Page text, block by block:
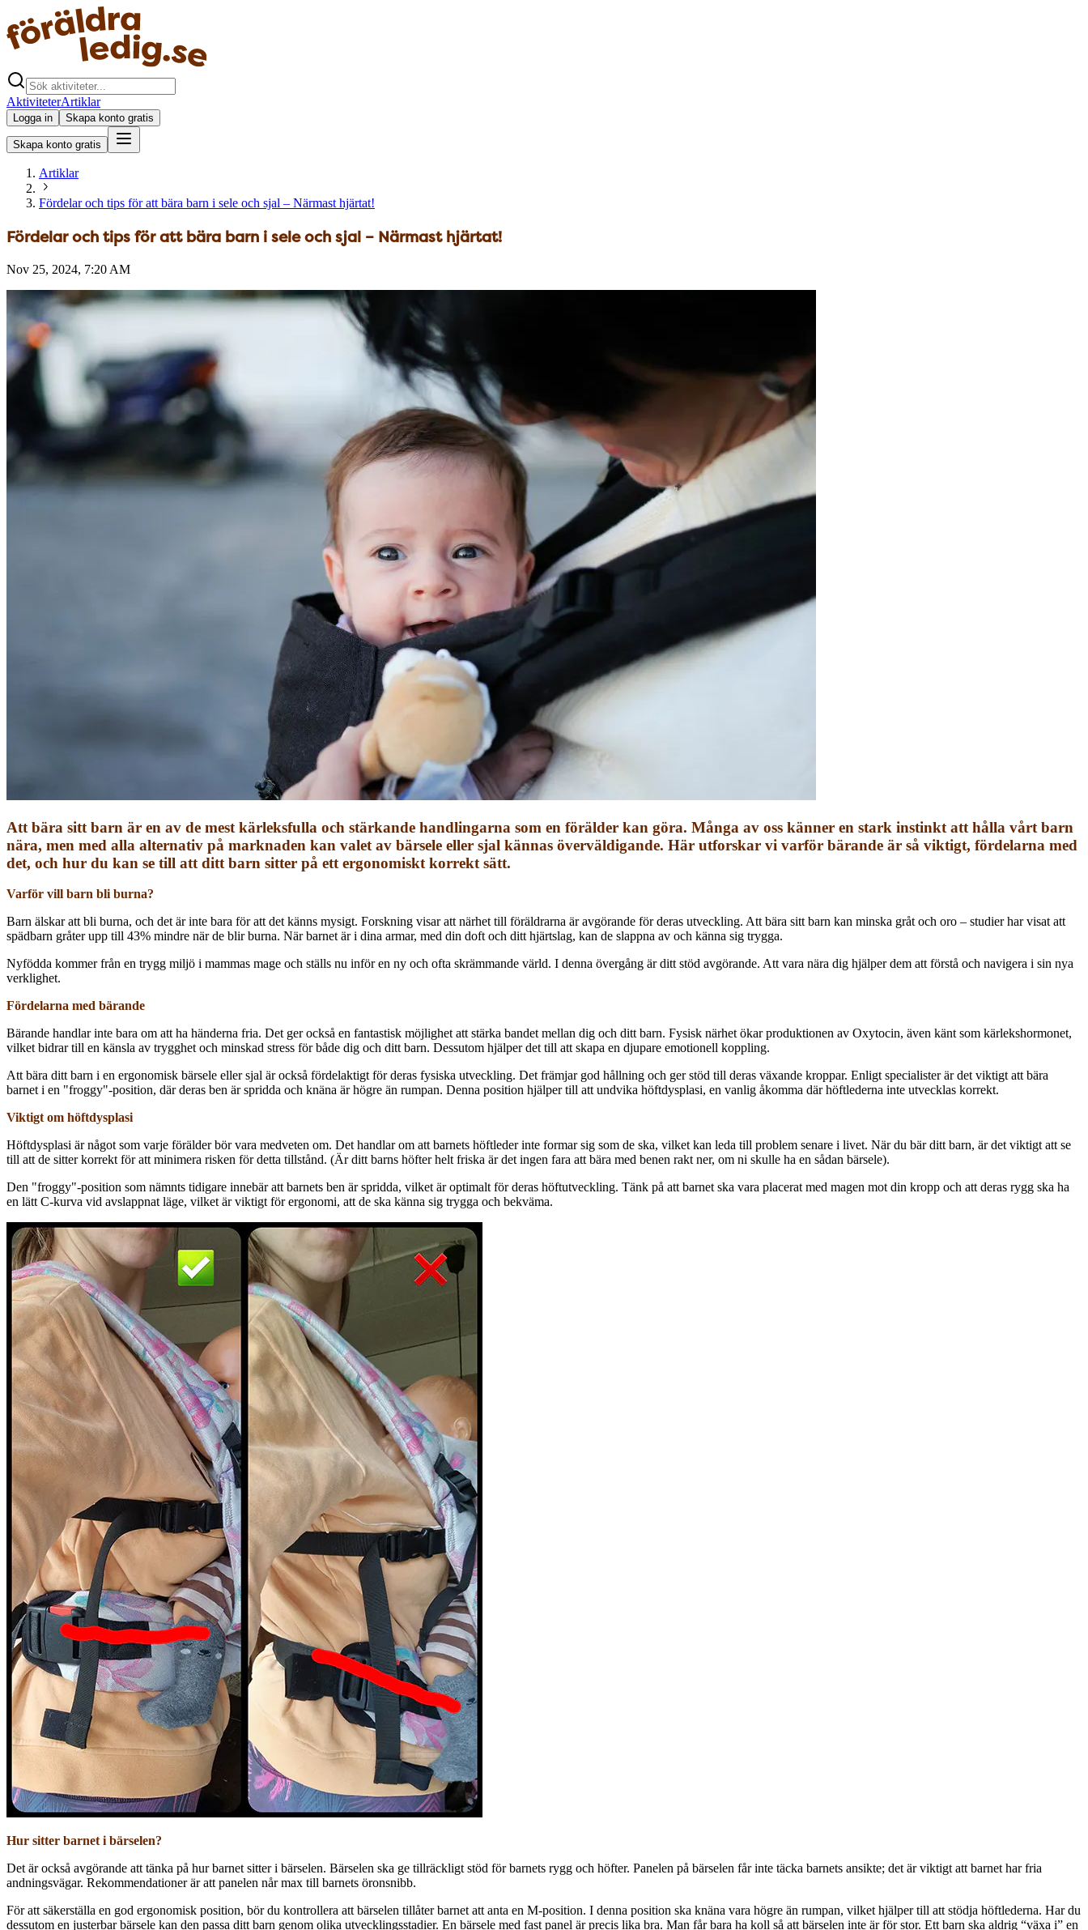
AktiviteterArtiklar
Logga in Skapa konto gratis
Skapa konto gratis
Artiklar
Fördelar och tips för att bära barn i sele och sjal – Närmast hjärtat!
Fördelar och tips för att bära barn i sele och sjal – Närmast hjärtat!
Nov 25, 2024, 7:20 AM
Att bära sitt barn är en av de mest kärleksfulla och stärkande handlingarna som en förälder kan göra. Många av oss känner en stark instinkt att hålla vårt barn
nära, men med alla alternativ på marknaden kan valet av bärsele eller sjal kännas överväldigande. Här utforskar vi varför bärande är så viktigt, fördelarna med
det, och hur du kan se till att ditt barn sitter på ett ergonomiskt korrekt sätt.
Varför vill barn bli burna?
Barn älskar att bli burna, och det är inte bara för att det känns mysigt. Forskning visar att närhet till föräldrarna är avgörande för deras utveckling. Att bära sitt barn kan minska gråt och oro – studier har visat att
spädbarn gråter upp till 43% mindre när de blir burna. När barnet är i dina armar, med din doft och ditt hjärtslag, kan de slappna av och känna sig trygga.
Nyfödda kommer från en trygg miljö i mammas mage och ställs nu inför en ny och ofta skrämmande värld. I denna övergång är ditt stöd avgörande. Att vara nära dig hjälper dem att förstå och navigera i sin nya
verklighet.
Fördelarna med bärande
Bärande handlar inte bara om att ha händerna fria. Det ger också en fantastisk möjlighet att stärka bandet mellan dig och ditt barn. Fysisk närhet ökar produktionen av Oxytocin, även känt som kärlekshormonet,
vilket bidrar till en känsla av trygghet och minskad stress för både dig och ditt barn. Dessutom hjälper det till att skapa en djupare emotionell koppling.
Att bära ditt barn i en ergonomisk bärsele eller sjal är också fördelaktigt för deras fysiska utveckling. Det främjar god hållning och ger stöd till deras växande kroppar. Enligt specialister är det viktigt att bära
barnet i en "froggy"-position, där deras ben är spridda och knäna är högre än rumpan. Denna position hjälper till att undvika höftdysplasi, en vanlig åkomma där höftlederna inte utvecklas korrekt.
Viktigt om höftdysplasi
Höftdysplasi är något som varje förälder bör vara medveten om. Det handlar om att barnets höftleder inte formar sig som de ska, vilket kan leda till problem senare i livet. När du bär ditt barn, är det viktigt att se
till att de sitter korrekt för att minimera risken för detta tillstånd. (Är ditt barns höfter helt friska är det ingen fara att bära med benen rakt ner, om ni skulle ha en sådan bärsele).
Den "froggy"-position som nämnts tidigare innebär att barnets ben är spridda, vilket är optimalt för deras höftutveckling. Tänk på att barnet ska vara placerat med magen mot din kropp och att deras rygg ska ha
en lätt C-kurva vid avslappnat läge, vilket är viktigt för ergonomi, att de ska känna sig trygga och bekväma.
Hur sitter barnet i bärselen?
Det är också avgörande att tänka på hur barnet sitter i bärselen. Bärselen ska ge tillräckligt stöd för barnets rygg och höfter. Panelen på bärselen får inte täcka barnets ansikte; det är viktigt att barnet har fria
andningsvägar. Rekommendationer är att panelen når max till barnets öronsnibb.
För att säkerställa en god ergonomisk position, bör du kontrollera att bärselen tillåter barnet att anta en M-position. I denna position ska knäna vara högre än rumpan, vilket hjälper till att stödja höftlederna. Har du
dessutom en justerbar bärsele kan den passa ditt barn genom olika utvecklingsstadier. En bärsele med fast panel är precis lika bra. Man får bara ha koll så att bärselen inte är för stor. Ett barn ska aldrig “växa i” en